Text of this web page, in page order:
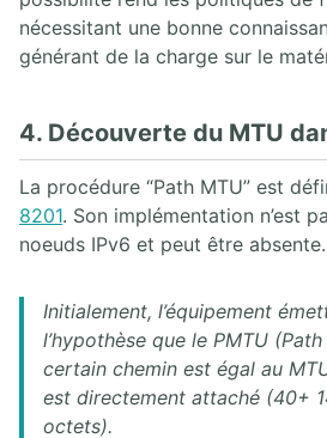
nécessitant une bonne
générant de la charge sur le
4. Découverte du MTU
La procédure “Path MTU” est
8201. Son implémentation n’est
noeuds IPv6 et peut être absente.
Initialement, l’équipement
l’hypothèse que le PMTU (Path
certain chemin est égal au
est directement attaché (40+
octets).